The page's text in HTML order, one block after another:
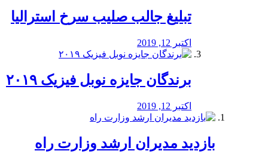
تبلیغ جالب صلیب سرخ استرالیا
اکتبر 12, 2019
برندگان جایزه نوبل فیزیک ۲۰۱۹
اکتبر 12, 2019
بازدید مدیران ارشد وزارت راه